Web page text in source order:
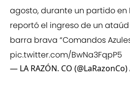
agosto, durante un partido en
reportó el ingreso de un
barra brava “Comandos
pic.twitter.com/BwNa3FqpP5
— LA RAZÓN. CO (@LaRazonCo)